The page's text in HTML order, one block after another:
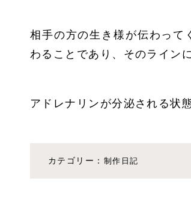
相手の方の生き様が伝わって
わることであり、そのライン
アドレナリンが分泌される状
カテゴリー： 制作日記